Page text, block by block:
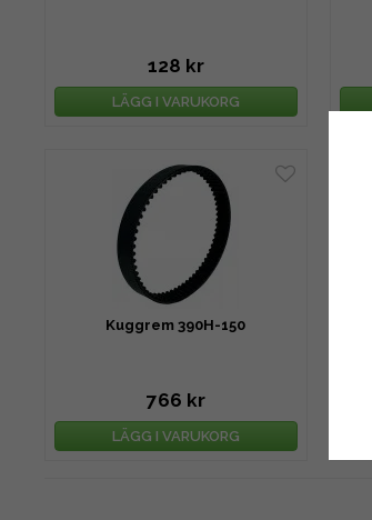
128 kr
LÄGG I VARUKORG
Kuggrem 390H-150
766 kr
LÄGG I VARUKORG